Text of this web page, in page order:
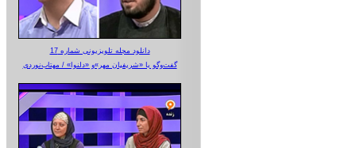
دانلود مجله تلویزیونی شماره 17
گفت‌وگو با «شریفیان مهر»‌و «دلنوا» / مهتاب‌نوردی